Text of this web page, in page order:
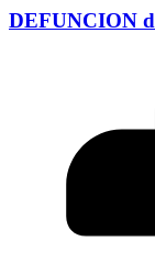
DEFUNCION